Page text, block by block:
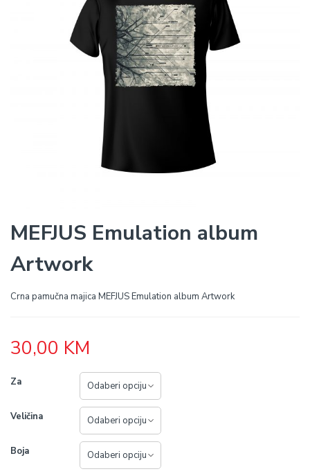
MEFJUS Emulation album
Artwork
Crna pamučna majica MEFJUS Emulation album Artwork
30,00 KM
Za
Veličina
Boja